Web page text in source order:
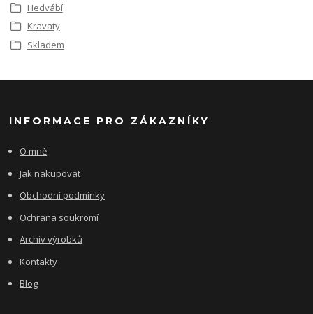
Hedvábí
Kravaty
Skladem
INFORMACE PRO ZÁKAZNÍKY
O mně
Jak nakupovat
Obchodní podmínky
Ochrana soukromí
Archiv výrobků
Kontakty
Blog